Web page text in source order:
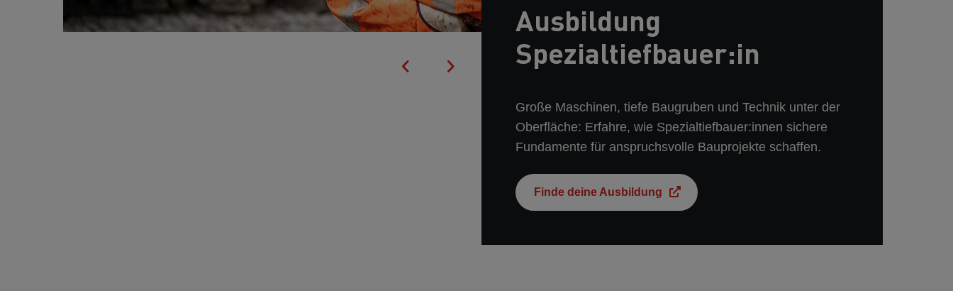
Ausbildung
Spezialtiefbauer:in
Große Maschinen, tiefe Baugruben und Technik unter der
Oberfläche: Erfahre, wie Spezialtiefbauer:innen sichere
Fundamente für anspruchsvolle Bauprojekte schaffen.
Finde deine Ausbildung